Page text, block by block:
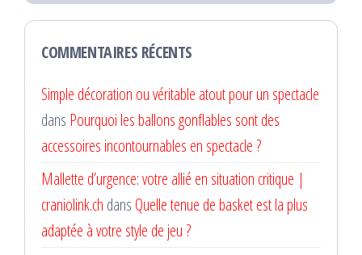
COMMENTAIRES RÉCENTS
Simple décoration ou véritable atout pour un spectacle
dans Pourquoi les ballons gonflables sont des
accessoires incontournables en spectacle ?
Mallette d’urgence: votre allié en situation critique |
craniolink.ch dans Quelle tenue de basket est la plus
adaptée à votre style de jeu ?